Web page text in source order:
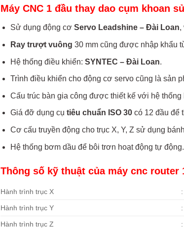
Máy CNC 1 đầu thay dao cụm khoan
Sử dụng động cơServo Leadshine – Đài Loan,
Ray trượt vuông 30 mm cũng được nhập khẩu
Hệ thống điều khiển:SYNTEC – Đài Loan.
Trình điều khiển cho động cơ servo cũng là sản
Cấu trúc bàn gia công được thiết kế với hệ thống
Giá đỡ dụng cụtiêu chuẩn ISO 30 có 12 đầu để
Cơ cấu truyền động cho trục X, Y, Z sử dụng
Hệ thống bơm dầu để bôi trơn hoạt động tự động.
Thông số kỹ thuật của máy cnc router
Hành trình trục X
Hành trình trục Y
Hành trình trục Z